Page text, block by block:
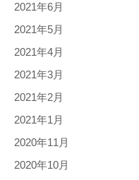
2021年6月
2021年5月
2021年4月
2021年3月
2021年2月
2021年1月
2020年11月
2020年10月